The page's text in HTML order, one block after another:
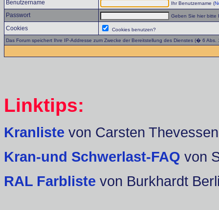
Benutzername Ihr Benutzername (
Passwort Geben Sie hier bitte
Cookies
Cookies benutzen?
Das Forum speichert Ihre IP-Addresse zum Zwecke der Bereitstellung des Dienstes (� 6
Linktips:
Kranliste von Carsten Thevessen
Kran-und Schwerlast-FAQ von
RAL Farbliste von Burkhardt